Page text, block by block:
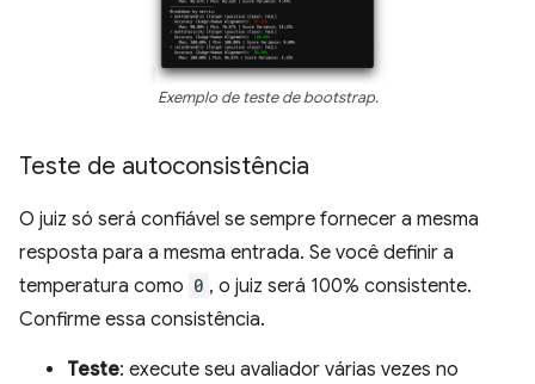
Exemplo de teste de bootstrap.
Teste de autoconsistência
O juiz só será confiável se sempre fornecer a mesma
resposta para a mesma entrada. Se você definir a
temperatura como 0 , o juiz será 100% consistente.
Confirme essa consistência.
Teste: execute seu avaliador várias vezes no